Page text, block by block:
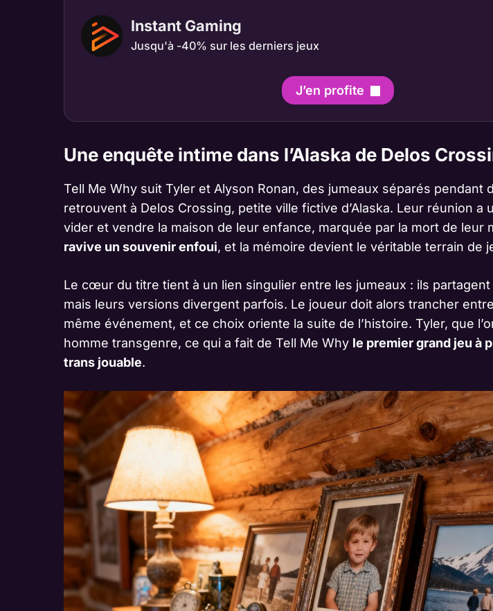
Instant Gaming
Jusqu'à -40% sur les derniers jeux
J’en profite
Une enquête intime dans l’Alaska de Delos
Tell Me Why suit Tyler et Alyson Ronan, des jumeaux séparés pendant
retrouvent à Delos Crossing, petite ville fictive d’Alaska. Leur réunion a
vider et vendre la maison de leur enfance, marquée par la mort de leur
ravive un souvenir enfoui, et la mémoire devient le véritable terrain de
Le cœur du titre tient à un lien singulier entre les jumeaux : ils
mais leurs versions divergent parfois. Le joueur doit alors trancher
même événement, et ce choix oriente la suite de l’histoire. Tyler, que
homme transgenre, ce qui a fait de Tell Me Why le premier grand jeu à
trans jouable.